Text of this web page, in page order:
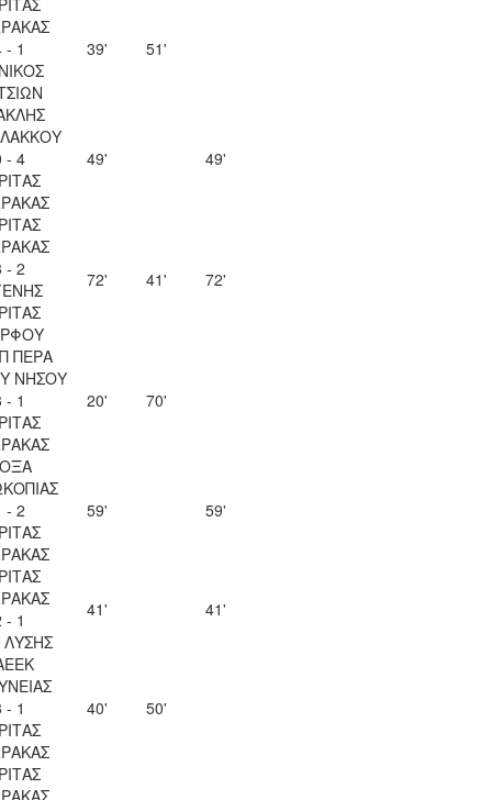
- 1
39' 51'
- 4
49' 49'
- 2
72' 41' 72'
ΠΕΡΑ
ΝΗΣΟΥ
- 1
20' 70'
- 2
59' 59'
- 1
ΛΥΣΗΣ
41' 41'
- 1
40' 50'